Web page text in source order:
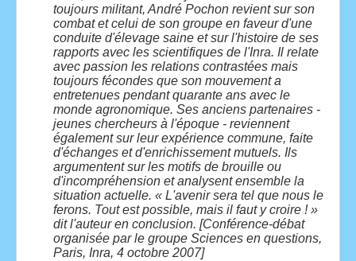
toujours militant, André Pochon revient sur son
combat et celui de son groupe en faveur d'une
conduite d'élevage saine et sur l'histoire de ses
rapports avec les scientifiques de l'Inra. Il relate
avec passion les relations contrastées mais
toujours fécondes que son mouvement a
entretenues pendant quarante ans avec le
monde agronomique. Ses anciens partenaires -
jeunes chercheurs à l'époque - reviennent
également sur leur expérience commune, faite
d'échanges et d'enrichissement mutuels. Ils
argumentent sur les motifs de brouille ou
d'incompréhension et analysent ensemble la
situation actuelle. « L'avenir sera tel que nous le
ferons. Tout est possible, mais il faut y croire ! »
dit l'auteur en conclusion. [Conférence-débat
organisée par le groupe Sciences en questions,
Paris, Inra, 4 octobre 2007]